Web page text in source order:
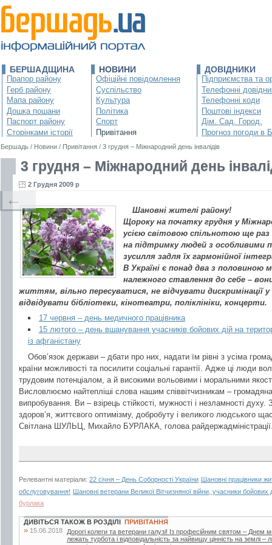
БЕРШАДЩИНА
Прапор району
Герб району
Мапа району
Дошка пошани
Паспорт району
Сторінками історії
НОВИНИ
Офіційні повідомлення
Суспільство
Культура
Політика
Спорт
Привітання
ДОВІДНИКИ
Підприємства та
Телефонні
Телефонні коди
Поштові індекси
Дім. Сад. Город.
Прогноз погоди в
Бершадь / Новини / Привітання / 3 грудня – Міжнародний день інвалідів
3 грудня – Міжнародний день
2 Грудня 2009 р
Шановні жителі району!
Щороку на початку грудня у
усією світовою спільнотою ще
на підтримку людей з особливими
зусилля задля їх гармонійної
В Україні є понад два з половиною
належного ставлення до себе –
життям, вільно пересуватися, не відчувати дискримінації
відвідувати бібліотеки, кінотеатри, поліклініки, концерти.
17 червня – день медичного працівника
15 лютого – день вшанування учасників бойових дій на
із афганістану
Обов’язок держави – дбати про них, надати їм рівні з усіма
країни можливості та посилити соціальні гарантії. Адже ці люди
трудовим потенціалом, а й високими вольовими і моральними
Висловлюємо найтепліші слова нашим співвітчизникам –
випробування. Ви – взірець стійкості, мужності і незламності
здоров’я, життєвого оптимізму, добробуту і великого людського
Світлана ШУЛЬЦ, Михайло БУРЛАКА, голова
Релевантні матеріали: 22 січня – День Соборності України Шановні працівники
обслуговування! Шановні ветерани Великої Вітчизняної війни, учасники бойових
бурлака
←
ДИВІТЬСЯ ТАКОЖ В РОЗДІЛІ ПРИВІТАННЯ
» 15.06.2018
Дорогі колеги та ветерани галузі! Із професійним святом –
лежать турбота і відповідальність за найвищу цінність на землі